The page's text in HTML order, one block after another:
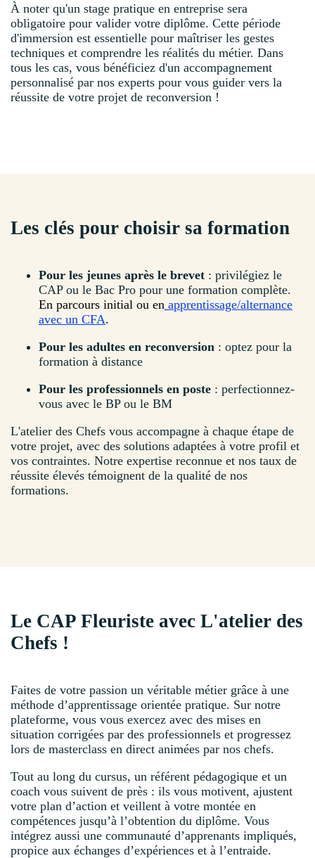
À noter qu'un stage pratique en entreprise sera
obligatoire pour valider votre diplôme. Cette période
d'immersion est essentielle pour maîtriser les gestes
techniques et comprendre les réalités du métier. Dans
tous les cas, vous bénéficiez d'un accompagnement
personnalisé par nos experts pour vous guider vers la
réussite de votre projet de reconversion !
Les clés pour choisir sa formation
Pour les jeunes après le brevet : privilégiez le
CAP ou le Bac Pro pour une formation complète.
En parcours initial ou en apprentissage/alternance
avec un CFA.
Pour les adultes en reconversion : optez pour la
formation à distance
Pour les professionnels en poste : perfectionnez-
vous avec le BP ou le BM
L'atelier des Chefs vous accompagne à chaque étape de
votre projet, avec des solutions adaptées à votre profil et
vos contraintes. Notre expertise reconnue et nos taux de
réussite élevés témoignent de la qualité de nos
formations.
Le CAP Fleuriste avec L'atelier des
Chefs !
Faites de votre passion un véritable métier grâce à une
méthode d’apprentissage orientée pratique. Sur notre
plateforme, vous vous exercez avec des mises en
situation corrigées par des professionnels et progressez
lors de masterclass en direct animées par nos chefs.
Tout au long du cursus, un référent pédagogique et un
coach vous suivent de près : ils vous motivent, ajustent
votre plan d’action et veillent à votre montée en
compétences jusqu’à l’obtention du diplôme. Vous
intégrez aussi une communauté d’apprenants impliqués,
propice aux échanges d’expériences et à l’entraide.